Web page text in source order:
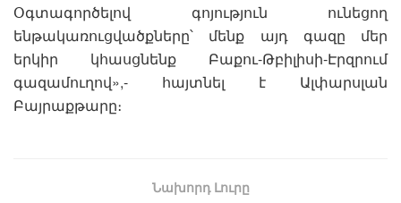
Օգտագործելով գոյություն ունեցող
ենթակառուցվածքները՝ մենք այդ գազը մեր
երկիր կհասցնենք Բաքու-Թբիլիսի-Էրզրում
գազամուղով»,- հայտնել է Ալփարսլան
Բայրաքթարը։
Նախորդ Լուրը